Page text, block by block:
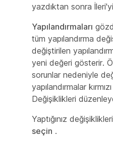
yazdıktan sonra İleri'yi
Yapılandırmaları
tüm yapılandırma
değiştirilen
yeni değeri gösterir.
sorunlar nedeniyle
yapılandırmalar
Değişiklikleri
Yaptığınız
seçin .